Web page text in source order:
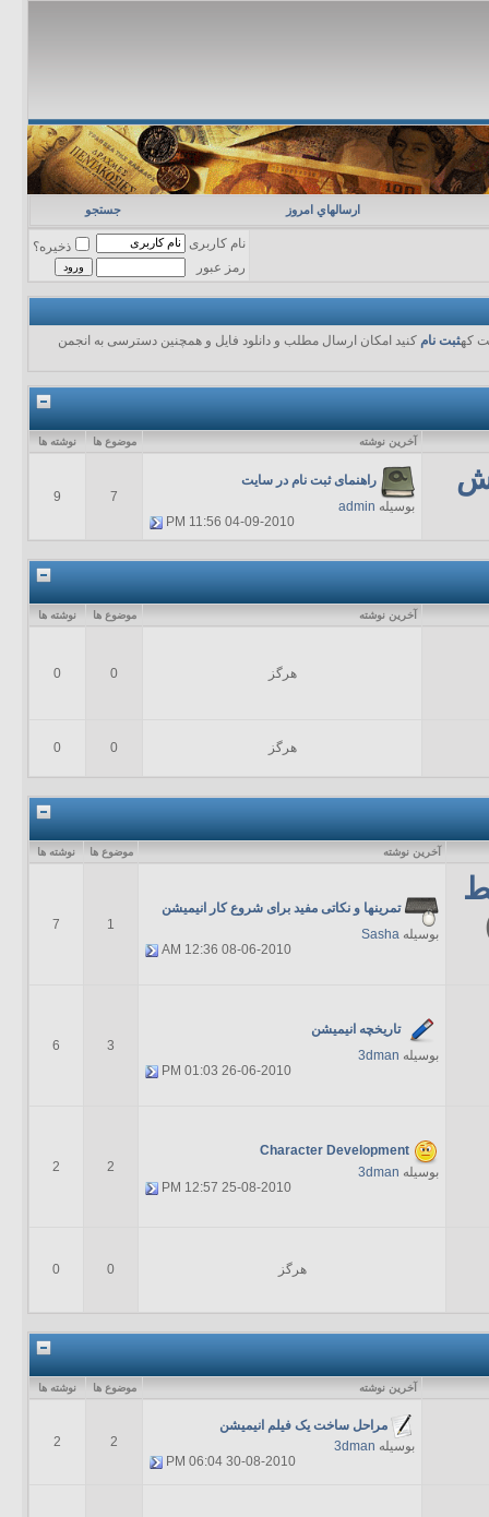
ارسالهاي امروز جستجو
نام کاربری
ذخیره؟
رمز عبور
کهثبت نام کنید امکان ارسال مطلب و دانلود فایل و همچنین دسترسی به انجمن
آخرين نوشته موضوع ها نوشته ها
راهنمای ثبت نام در سایت
بوسیله admin
04-09-2010
11:56 PM
7
9
آخرين نوشته موضوع ها نوشته ها
هرگز 0
0
هرگز 0
0
آخرين نوشته موضوع ها نوشته ها
تمرینها و نکاتی مفید برای شروع کار انیمیشن
بوسیله Sasha
08-06-2010
12:36 AM
1
7
تاریخچه انیمیشن
بوسیله 3dman
26-06-2010
01:03 PM
3
6
Character Development
بوسیله 3dman
25-08-2010
12:57 PM
2
2
هرگز 0
0
آخرين نوشته موضوع ها نوشته ها
مراحل ساخت یک فیلم انیمیشن
بوسیله 3dman
30-08-2010
06:04 PM
2
2